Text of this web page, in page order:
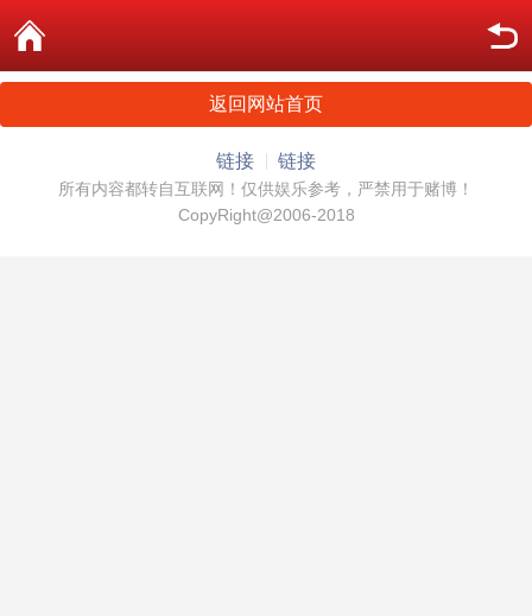
返回网站首页
链接 链接
所有内容都转自互联网！仅供娱乐参考，严禁用于赌博！
CopyRight@2006-2018